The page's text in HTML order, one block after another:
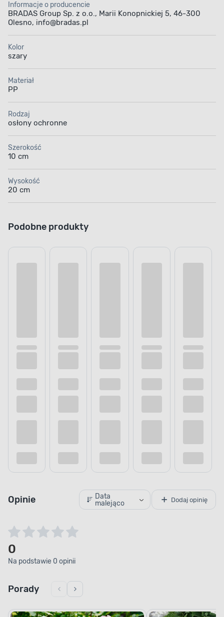
Informacje o producencie
BRADAS Group Sp. z o.o., Marii Konopnickiej 5, 46-300
Olesno, info@bradas.pl
Kolor
szary
Materiał
PP
Rodzaj
osłony ochronne
Szerokość
10 cm
Wysokość
20 cm
Podobne produkty
Opinie
Data
malejąco
Dodaj opinię
0
Na podstawie 0 opinii
Porady